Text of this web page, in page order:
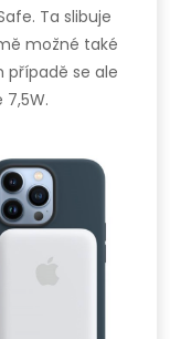
Ta slibuje
možné také
případě se ale